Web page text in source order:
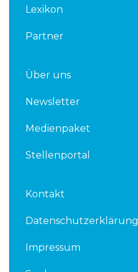
Lexikon
Partner
Über uns
Newsletter
Medienpaket
Stellenportal
Kontakt
Datenschutzerklärung
Impressum